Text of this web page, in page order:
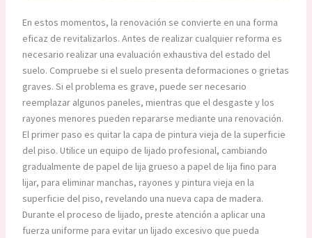
En estos momentos, la renovación se convierte en una forma
eficaz de revitalizarlos. Antes de realizar cualquier reforma es
necesario realizar una evaluación exhaustiva del estado del
suelo. Compruebe si el suelo presenta deformaciones o grietas
graves. Si el problema es grave, puede ser necesario
reemplazar algunos paneles, mientras que el desgaste y los
rayones menores pueden repararse mediante una renovación.
El primer paso es quitar la capa de pintura vieja de la superficie
del piso. Utilice un equipo de lijado profesional, cambiando
gradualmente de papel de lija grueso a papel de lija fino para
lijar, para eliminar manchas, rayones y pintura vieja en la
superficie del piso, revelando una nueva capa de madera.
Durante el proceso de lijado, preste atención a aplicar una
fuerza uniforme para evitar un lijado excesivo que pueda